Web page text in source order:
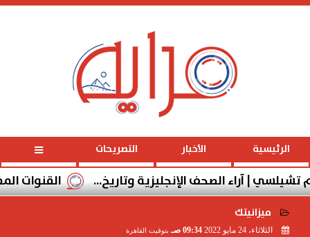
الرئيسية الأخبار التصريحات
القنوات المفتوحة | آراء الصحف الإنجليزية وتاريخ...
ميزانيتك
الثلاثاء، 24 مايو 2022 09:34 صـ بتوقيت القاهرة